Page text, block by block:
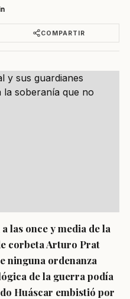
COMPARTIR
a las once y media de la
corbeta Arturo Prat
ninguna ordenanza
de la guerra podía
Huáscar embistió por